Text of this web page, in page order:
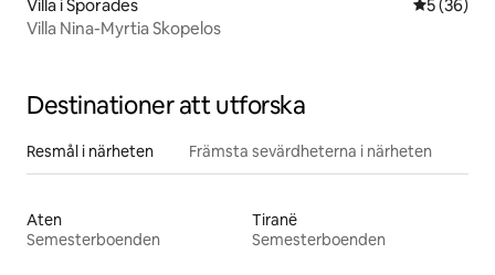
Villa i Sporades 5 av 5 i
5 (36)
Villa Nina-Myrtia Skopelos
Destinationer att utforska
Resmål i närheten Främsta sevärdheterna i närheten
Aten
Semesterboenden
Tiranë
Semesterboenden